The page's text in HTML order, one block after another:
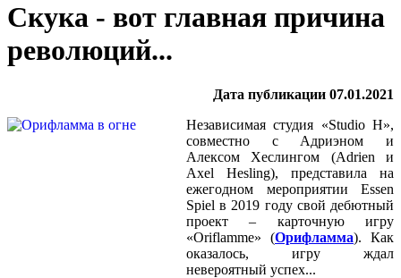
Скука - вот главная причина
революций...
Дата публикации 07.01.2021
Независимая студия «Studio H»,
совместно с Адриэном и
Алексом Хеслингом (Adrien и
Axel Hesling), представила на
ежегодном мероприятии Essen
Spiel в 2019 году свой дебютный
проект – карточную игру
«Oriflamme» (Орифламма). Как
оказалось, игру ждал
невероятный успех...